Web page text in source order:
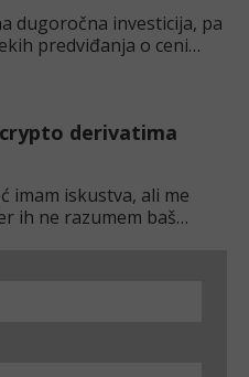
dugoročna investicija, pa
predviđanja o ceni
derivatima
imam iskustva, ali me
ih ne razumem baš